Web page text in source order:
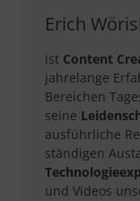
Erich
ist Content
jahrelange
Bereichen
seine
ausführliche
ständigen
und Videos